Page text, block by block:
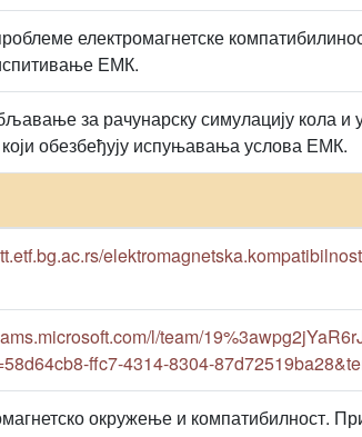
електромагнетске
ЕМК.
за рачунарску симулацију кола
који обезбеђују испуњавања услова ЕМК.
l/team/
ffc7-4314-8304-
окружење и компатибилност.